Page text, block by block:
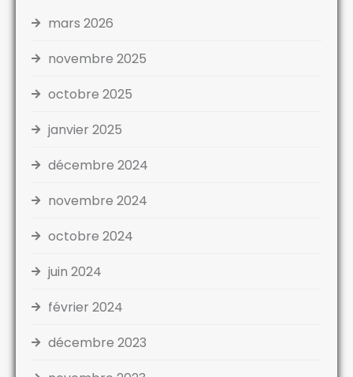
mars 2026
novembre 2025
octobre 2025
janvier 2025
décembre 2024
novembre 2024
octobre 2024
juin 2024
février 2024
décembre 2023